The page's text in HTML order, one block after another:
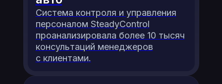
Система контроля и управления
персоналом SteadyControl
проанализировала более 10 тысяч
консультаций менеджеров
с клиентами.